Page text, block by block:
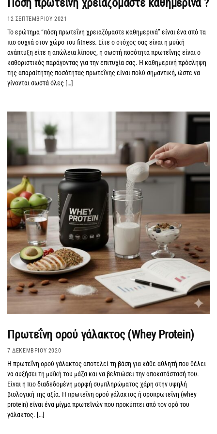
Πόση πρωτεΐνη χρειαζόμαστε καθημερινά ?
12 ΣΕΠΤΕΜΒΡΊΟΥ 2021
Το ερώτημα “πόση πρωτεΐνη χρειαζόμαστε καθημερινά” είναι ένα από τα
πιο συχνά στον χώρο του fitness. Είτε ο στόχος σας είναι η μυϊκή
ανάπτυξη είτε η απώλεια λίπους, η σωστή ποσότητα πρωτεΐνης είναι ο
καθοριστικός παράγοντας για την επιτυχία σας. Η καθημερινή πρόσληψη
της απαραίτητης ποσότητας πρωτεΐνης είναι πολύ σημαντική, ώστε να
γίνονται σωστά όλες […]
Πρωτεΐνη ορού γάλακτος (Whey Protein)
7 ΔΕΚΕΜΒΡΊΟΥ 2020
Η πρωτεΐνη ορού γάλακτος αποτελεί τη βάση για κάθε αθλητή που θέλει
να αυξήσει τη μυϊκή του μάζα και να βελτιώσει την αποκατάστασή του.
Είναι η πιο διαδεδομένη μορφή συμπληρώματος χάρη στην υψηλή
βιολογική της αξία. Η πρωτεΐνη ορού γάλακτος ή οροπρωτεΐνη (whey
protein) είναι ένα μίγμα πρωτεϊνών που προκύπτει από τον ορό του
γάλακτος. […]